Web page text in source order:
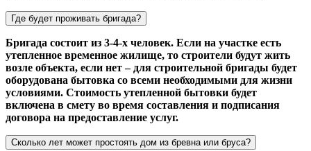
Где будет проживать бригада?
Бригада состоит из 3-4-х человек. Если на участке есть
утепленное временное жилище, то строители будут жить
возле объекта, если нет – для строительной бригады будет
оборудована бытовка со всеми необходимыми для жизни
условиями. Стоимость утепленной бытовки будет
включена в смету во время составления и подписания
договора на предоставление услуг.
Сколько лет может простоять дом из бревна или бруса?